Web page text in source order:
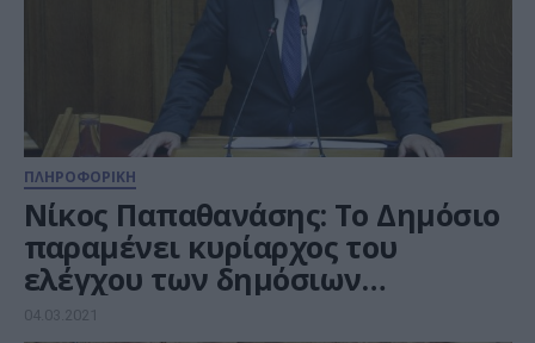
ΠΛΗΡΟΦΟΡΙΚΗ
Νίκος Παπαθανάσης: Το Δημόσιο
παραμένει κυρίαρχος του
ελέγχου των δημόσιων
συμβάσεων
04.03.2021